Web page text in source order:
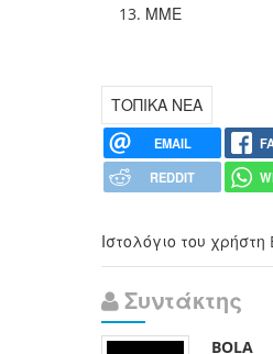
ΜΜΕ
ΤΟΠΙΚΑ ΝΕΑ
EMAIL
REDDIT
Ιστολόγιο του χρήστη
Συντάκτης
BOLA